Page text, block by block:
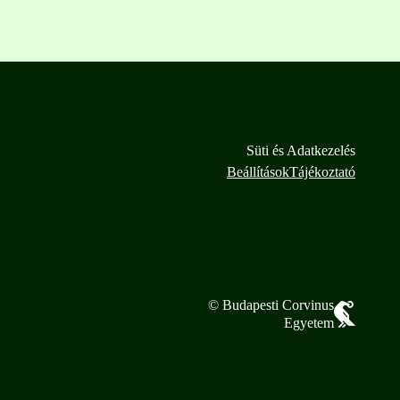
Süti és Adatkezelés
BeállításokTájékoztató
© Budapesti Corvinus
Egyetem